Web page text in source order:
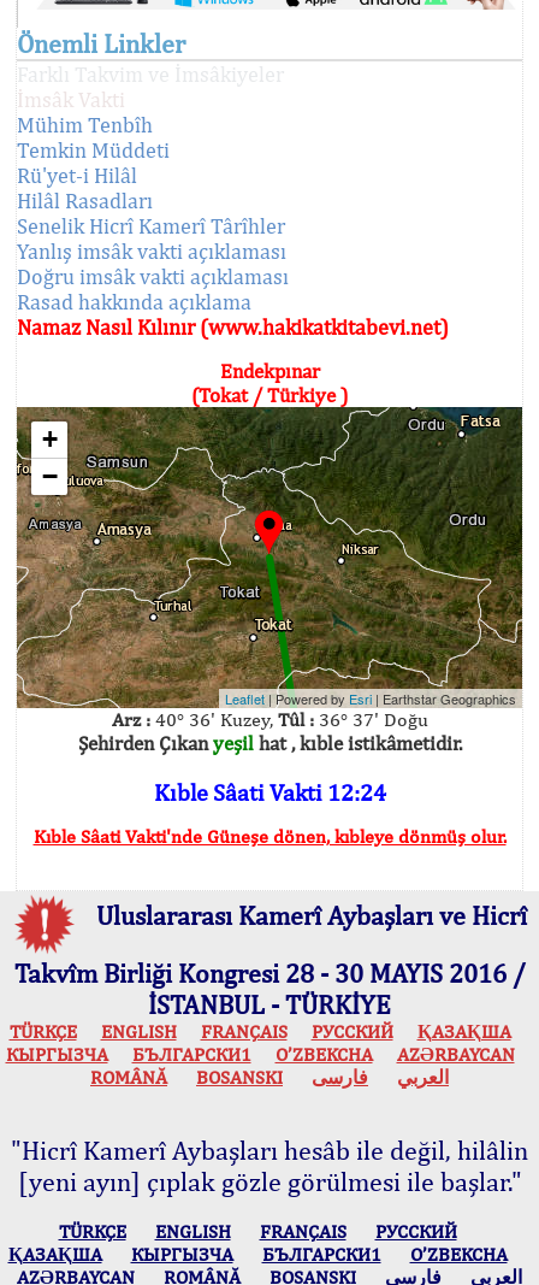
Önemli Linkler
Farklı Takvim ve İmsâkiyeler
İmsâk Vakti
Mühim Tenbîh
Temkin Müddeti
Rü'yet-i Hilâl
Hilâl Rasadları
Senelik Hicrî Kamerî Târîhler
Yanlış imsâk vakti açıklaması
Doğru imsâk vakti açıklaması
Rasad hakkında açıklama
Namaz Nasıl Kılınır (www.hakikatkitabevi.net)
Endekpınar
(Tokat / Türkiye )
+
−
Leaflet | Powered by Esri | Earthstar Geographics
Arz :40° 36' Kuzey, Tûl :36° 37' Doğu
Şehirden Çıkanyeşilhat , kıble istikâmetidir.
Kıble Sâati Vakti 12:24
Kıble Sâati Vakti'nde Güneşe dönen, kıbleye dönmüş olur.
Uluslararası Kamerî Aybaşları ve Hicrî
Takvîm Birliği Kongresi 28 - 30 MAYIS 2016 /
İSTANBUL - TÜRKİYE
TÜRKÇE ENGLISH FRANÇAIS РУССКИЙ
ҚАЗАҚША
КЫPГЫЗЧA
БЪЛГАРСКИ1 O’ZBEKCHA
AZӘRBAYCAN
ROMÂNĂ
BOSANSKI العربي فارسی
"Hicrî Kamerî Aybaşları hesâb ile değil, hilâlin
[yeni ayın] çıplak gözle görülmesi ile başlar."
TÜRKÇE ENGLISH FRANÇAIS
РУССКИЙ
ҚАЗАҚША
КЫPГЫЗЧA БЪЛГАРСКИ1
O’ZBEKCHA
AZӘRBAYCAN
ROMÂNĂ BOSANSKI العربي فارسی